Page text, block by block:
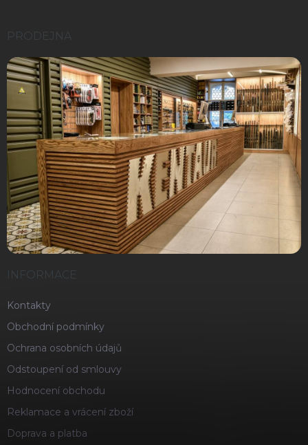
PRODEJNA
INFORMACE
Kontakty
Obchodní podmínky
Ochrana osobních údajů
Odstoupení od smlouvy
Hodnocení obchodu
Reklamace a vrácení zboží
Doprava a platba